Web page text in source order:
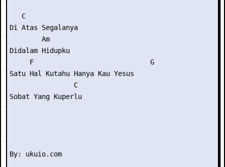
   C
Di Atas Segalanya
        Am
Didalam Hidupku
     F                             G
Satu Hal Kutahu Hanya Kau Yesus
                C
Sobat Yang Kuperlu